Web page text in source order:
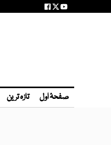
صفحۂ اول تازہ ترین